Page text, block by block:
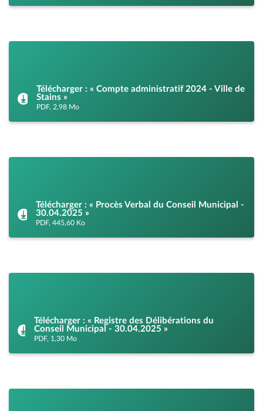
Télécharger : « Compte administratif 2024 - Ville de
Stains »
PDF, 2,98 Mo
Télécharger : « Procès Verbal du Conseil Municipal -
30.04.2025 »
PDF, 445,60 Ko
Télécharger : « Registre des Délibérations du
Conseil Municipal - 30.04.2025 »
PDF, 1,30 Mo